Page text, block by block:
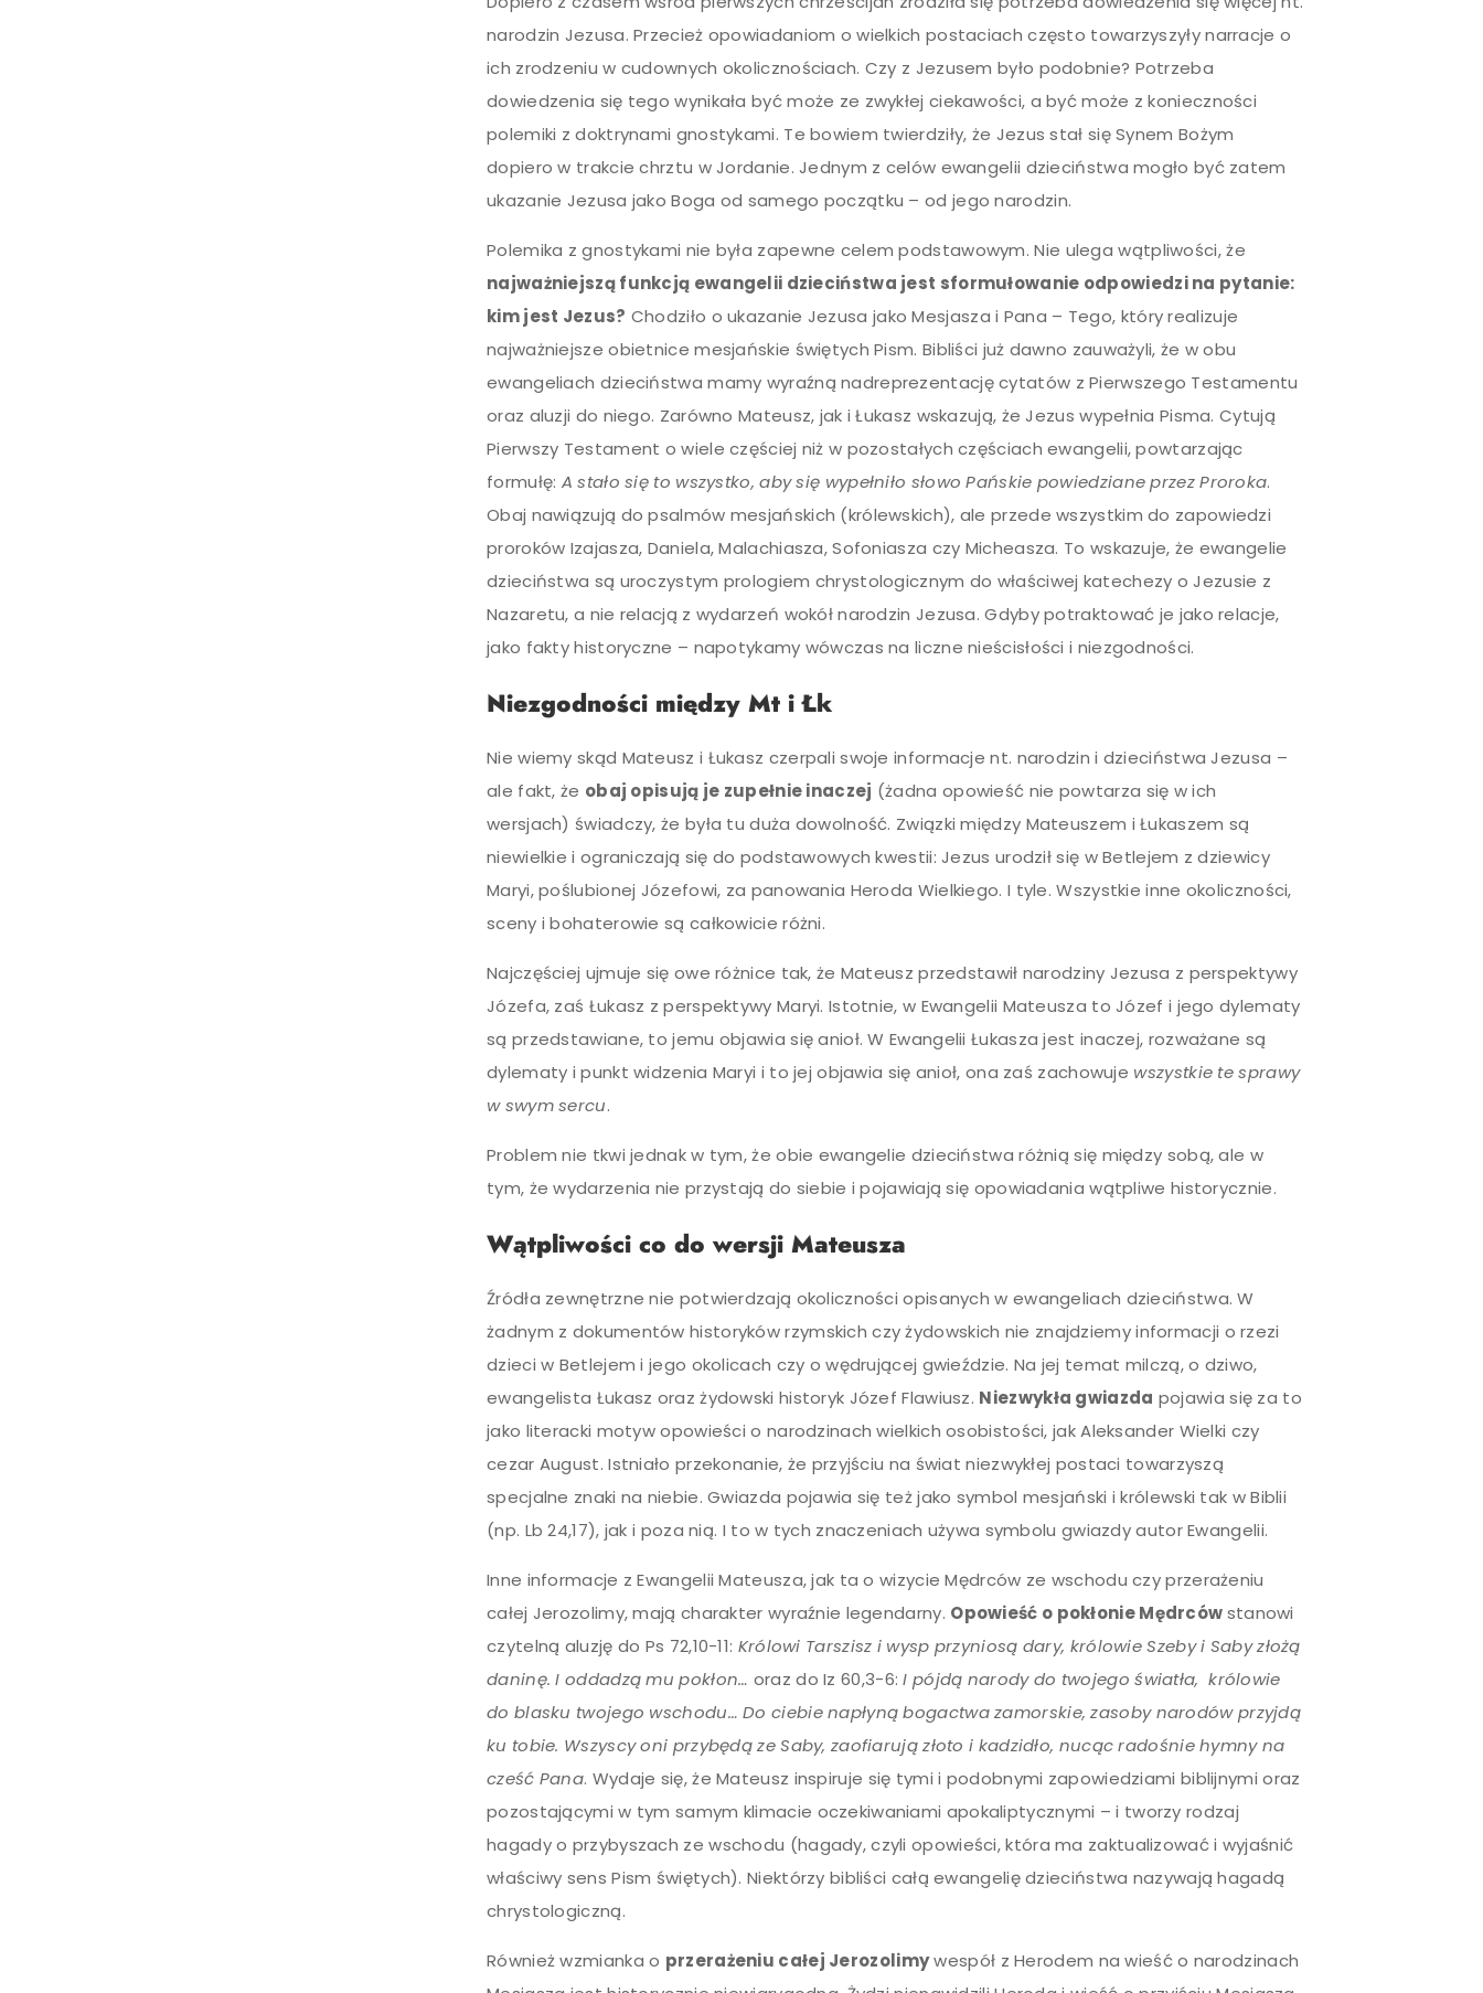
narodzin Jezusa. Przecież opowiadaniom o wielkich postaciach często towarzyszyły narracje o
ich zrodzeniu w cudownych okolicznościach. Czy z Jezusem było podobnie? Potrzeba
dowiedzenia się tego wynikała być może ze zwykłej ciekawości, a być może z konieczności
polemiki z doktrynami gnostykami. Te bowiem twierdziły, że Jezus stał się Synem Bożym
dopiero w trakcie chrztu w Jordanie. Jednym z celów ewangelii dzieciństwa mogło być zatem
ukazanie Jezusa jako Boga od samego początku – od jego narodzin.
Polemika z gnostykami nie była zapewne celem podstawowym. Nie ulega wątpliwości, że
najważniejszą funkcją ewangelii dzieciństwa jest sformułowanie odpowiedzi na pytanie:
kim jest Jezus? Chodziło o ukazanie Jezusa jako Mesjasza i Pana – Tego, który realizuje
najważniejsze obietnice mesjańskie świętych Pism. Bibliści już dawno zauważyli, że w obu
ewangeliach dzieciństwa mamy wyraźną nadreprezentację cytatów z Pierwszego Testamentu
oraz aluzji do niego. Zarówno Mateusz, jak i Łukasz wskazują, że Jezus wypełnia Pisma. Cytują
Pierwszy Testament o wiele częściej niż w pozostałych częściach ewangelii, powtarzając
formułę: A stało się to wszystko, aby się wypełniło słowo Pańskie powiedziane przez Proroka.
Obaj nawiązują do psalmów mesjańskich (królewskich), ale przede wszystkim do zapowiedzi
proroków Izajasza, Daniela, Malachiasza, Sofoniasza czy Micheasza. To wskazuje, że ewangelie
dzieciństwa są uroczystym prologiem chrystologicznym do właściwej katechezy o Jezusie z
Nazaretu, a nie relacją z wydarzeń wokół narodzin Jezusa. Gdyby potraktować je jako relacje,
jako fakty historyczne – napotykamy wówczas na liczne nieścisłości i niezgodności.
Niezgodności między Mt i Łk
Nie wiemy skąd Mateusz i Łukasz czerpali swoje informacje nt. narodzin i dzieciństwa Jezusa –
ale fakt, że obaj opisują je zupełnie inaczej (żadna opowieść nie powtarza się w ich
wersjach) świadczy, że była tu duża dowolność. Związki między Mateuszem i Łukaszem są
niewielkie i ograniczają się do podstawowych kwestii: Jezus urodził się w Betlejem z dziewicy
Maryi, poślubionej Józefowi, za panowania Heroda Wielkiego. I tyle. Wszystkie inne okoliczności,
sceny i bohaterowie są całkowicie różni.
Najczęściej ujmuje się owe różnice tak, że Mateusz przedstawił narodziny Jezusa z perspektywy
Józefa, zaś Łukasz z perspektywy Maryi. Istotnie, w Ewangelii Mateusza to Józef i jego dylematy
są przedstawiane, to jemu objawia się anioł. W Ewangelii Łukasza jest inaczej, rozważane są
dylematy i punkt widzenia Maryi i to jej objawia się anioł, ona zaś zachowuje wszystkie te sprawy
w swym sercu.
Problem nie tkwi jednak w tym, że obie ewangelie dzieciństwa różnią się między sobą, ale w
tym, że wydarzenia nie przystają do siebie i pojawiają się opowiadania wątpliwe historycznie.
Wątpliwości co do wersji Mateusza
Źródła zewnętrzne nie potwierdzają okoliczności opisanych w ewangeliach dzieciństwa. W
żadnym z dokumentów historyków rzymskich czy żydowskich nie znajdziemy informacji o rzezi
dzieci w Betlejem i jego okolicach czy o wędrującej gwieździe. Na jej temat milczą, o dziwo,
ewangelista Łukasz oraz żydowski historyk Józef Flawiusz. Niezwykła gwiazda pojawia się za to
jako literacki motyw opowieści o narodzinach wielkich osobistości, jak Aleksander Wielki czy
cezar August. Istniało przekonanie, że przyjściu na świat niezwykłej postaci towarzyszą
specjalne znaki na niebie. Gwiazda pojawia się też jako symbol mesjański i królewski tak w Biblii
(np. Lb 24,17), jak i poza nią. I to w tych znaczeniach używa symbolu gwiazdy autor Ewangelii.
Inne informacje z Ewangelii Mateusza, jak ta o wizycie Mędrców ze wschodu czy przerażeniu
całej Jerozolimy, mają charakter wyraźnie legendarny. Opowieść o pokłonie Mędrcówstanowi
czytelną aluzję do Ps 72,10-11: Królowi Tarszisz i wysp przyniosą dary, królowie Szeby i Saby złożą
daninę. I oddadzą mu pokłon… oraz do Iz 60,3-6:I pójdą narody do twojego światła, królowie
do blasku twojego wschodu… Do ciebie napłyną bogactwa zamorskie, zasoby narodów przyjdą
ku tobie. Wszyscy oni przybędą ze Saby, zaofiarują złoto i kadzidło, nucąc radośnie hymny na
cześć Pana. Wydaje się, że Mateusz inspiruje się tymi i podobnymi zapowiedziami biblijnymi oraz
pozostającymi w tym samym klimacie oczekiwaniami apokaliptycznymi – i tworzy rodzaj
hagady o przybyszach ze wschodu (hagady, czyli opowieści, która ma zaktualizować i wyjaśnić
właściwy sens Pism świętych). Niektórzy bibliści całą ewangelię dzieciństwa nazywają hagadą
chrystologiczną.
Również wzmianka o przerażeniu całej Jerozolimywespół z Herodem na wieść o narodzinach